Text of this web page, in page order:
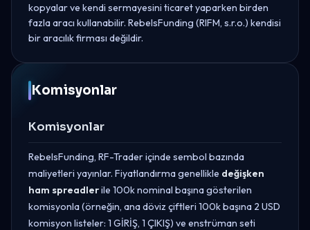
kopyalar ve kendi sermayesini ticaret yaparken birden
fazla aracı kullanabilir. RebelsFunding (RIFM, s.r.o.) kendisi
bir aracılık firması değildir.
Komisyonlar
Komisyonlar
RebelsFunding, RF-Trader içinde sembol bazında
maliyetleri yayınlar. Fiyatlandırma genellikle değişken
ham spreadlerile 100k nominal başına gösterilen
komisyonla (örneğin, ana döviz çiftleri 100k başına 2 USD
komisyon listeler: 1 GİRİŞ, 1 ÇIKIŞ) ve enstrüman seti